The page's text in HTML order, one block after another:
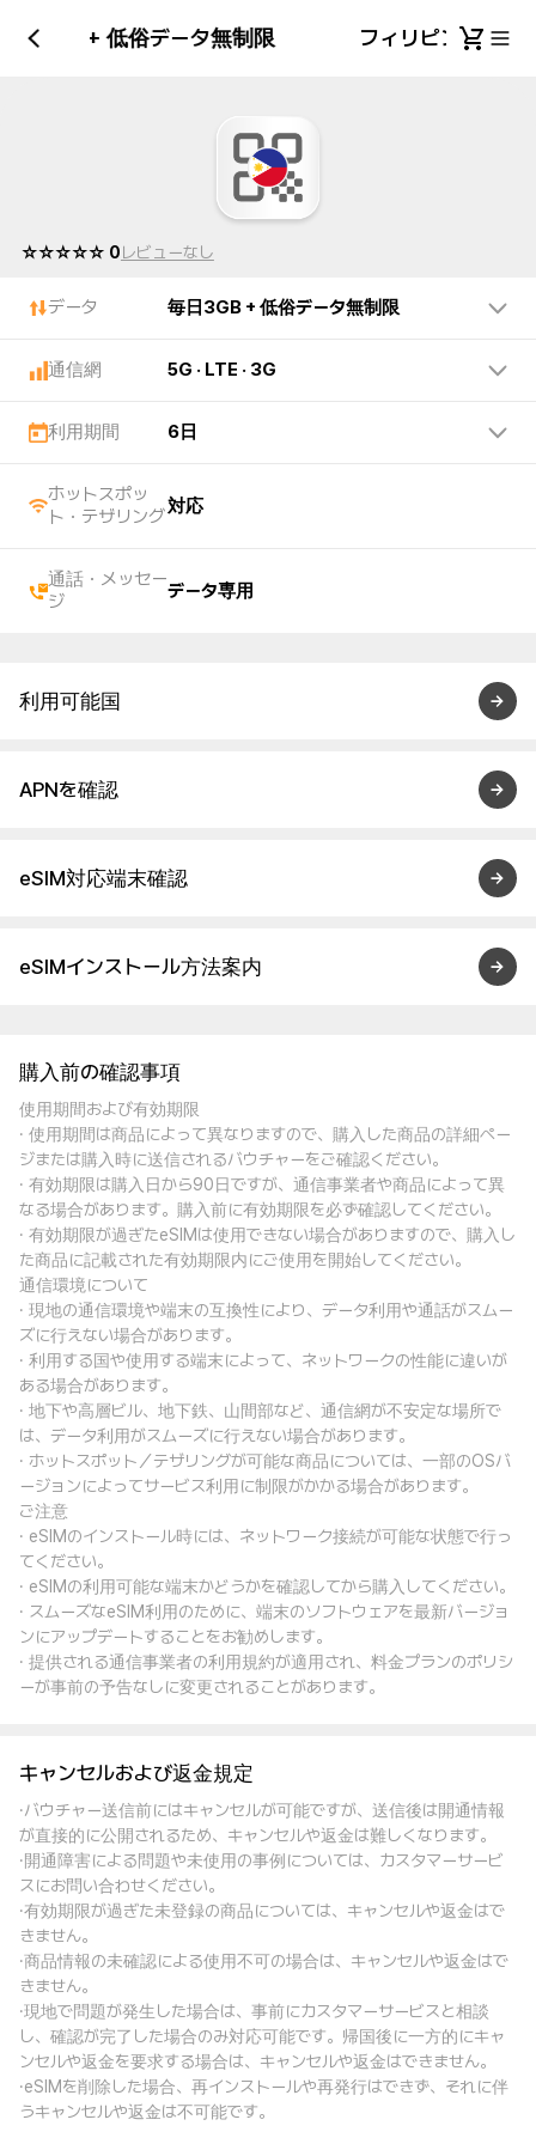
日3GB + 低俗データ無制限 フィリピン 毎日
☆☆☆☆☆ 0レビューなし
データ 毎日3GB + 低俗データ無制限
通信網 5G · LTE · 3G
利用期間 6日
ホットスポッ
ト・テザリング
対応
通話・メッセー
ジ
データ専用
利用可能国
APNを確認
eSIM対応端末確認
eSIMインストール方法案内
購入前の確認事項
使用期間および有効期限
· 使用期間は商品によって異なりますので、購入した商品の詳細ペー
ジまたは購入時に送信されるバウチャーをご確認ください。
· 有効期限は購入日から90日ですが、通信事業者や商品によって異
なる場合があります。購入前に有効期限を必ず確認してください。
· 有効期限が過ぎたeSIMは使用できない場合がありますので、購入し
た商品に記載された有効期限内にご使用を開始してください。
通信環境について
· 現地の通信環境や端末の互換性により、データ利用や通話がスムー
ズに行えない場合があります。
· 利用する国や使用する端末によって、ネットワークの性能に違いが
ある場合があります。
· 地下や高層ビル、地下鉄、山間部など、通信網が不安定な場所で
は、データ利用がスムーズに行えない場合があります。
· ホットスポット／テザリングが可能な商品については、一部のOSバ
ージョンによってサービス利用に制限がかかる場合があります。
ご注意
· eSIMのインストール時には、ネットワーク接続が可能な状態で行っ
てください。
· eSIMの利用可能な端末かどうかを確認してから購入してください。
· スムーズなeSIM利用のために、端末のソフトウェアを最新バージョ
ンにアップデートすることをお勧めします。
· 提供される通信事業者の利用規約が適用され、料金プランのポリシ
ーが事前の予告なしに変更されることがあります。
キャンセルおよび返金規定
·バウチャー送信前にはキャンセルが可能ですが、送信後は開通情報
が直接的に公開されるため、キャンセルや返金は難しくなります。
·開通障害による問題や未使用の事例については、カスタマーサービ
スにお問い合わせください。
·有効期限が過ぎた未登録の商品については、キャンセルや返金はで
きません。
·商品情報の未確認による使用不可の場合は、キャンセルや返金はで
きません。
·現地で問題が発生した場合は、事前にカスタマーサービスと相談
し、確認が完了した場合のみ対応可能です。帰国後に一方的にキャ
ンセルや返金を要求する場合は、キャンセルや返金はできません。
·eSIMを削除した場合、再インストールや再発行はできず、それに伴
うキャンセルや返金は不可能です。